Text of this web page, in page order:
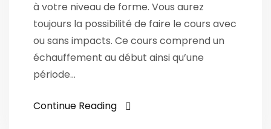
à votre niveau de forme. Vous aurez
toujours la possibilité de faire le cours avec
ou sans impacts. Ce cours comprend un
échauffement au début ainsi qu’une
période…
Continue Reading